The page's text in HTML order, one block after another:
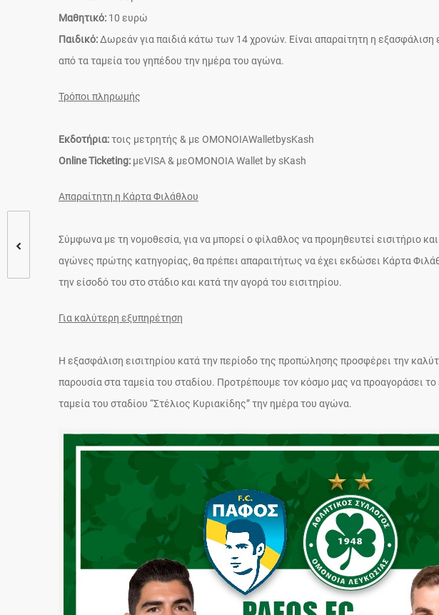
Μαθητικό: 10 ευρώ
Παιδικό: Δωρεάν για παιδιά κάτω των 14 χρονών. Είναι απαραίτητη η εξασφάλιση
από τα ταμεία του γηπέδου την ημέρα του αγώνα.
Τρόποι πληρωμής
Εκδοτήρια:τοις μετρητής & με OMONOIAWalletbysKash
Online Ticketing: μεVISA & μεOMONOIA Wallet by sKash
Απαραίτητη η Κάρτα Φιλάθλου
Σύμφωνα με τη νομοθεσία, για να μπορεί ο φίλαθλος να προμηθευτεί εισιτήριο
αγώνες πρώτης κατηγορίας, θα πρέπει απαραιτήτως να έχει εκδώσει Κάρτα
την είσοδό του στο στάδιο και κατά την αγορά του εισιτηρίου.
Για καλύτερη εξυπηρέτηση
Η εξασφάλιση εισιτηρίου κατά την περίοδο της προπώλησης προσφέρει την
παρουσία στα ταμεία του σταδίου. Προτρέπουμε τον κόσμο μας να προαγοράσει
ταμεία του σταδίου “Στέλιος Κυριακίδης” την ημέρα του αγώνα.